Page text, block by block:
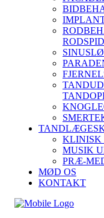
KLINISK
MUSIK
PRÆ-
MØD OS
KONTAKT